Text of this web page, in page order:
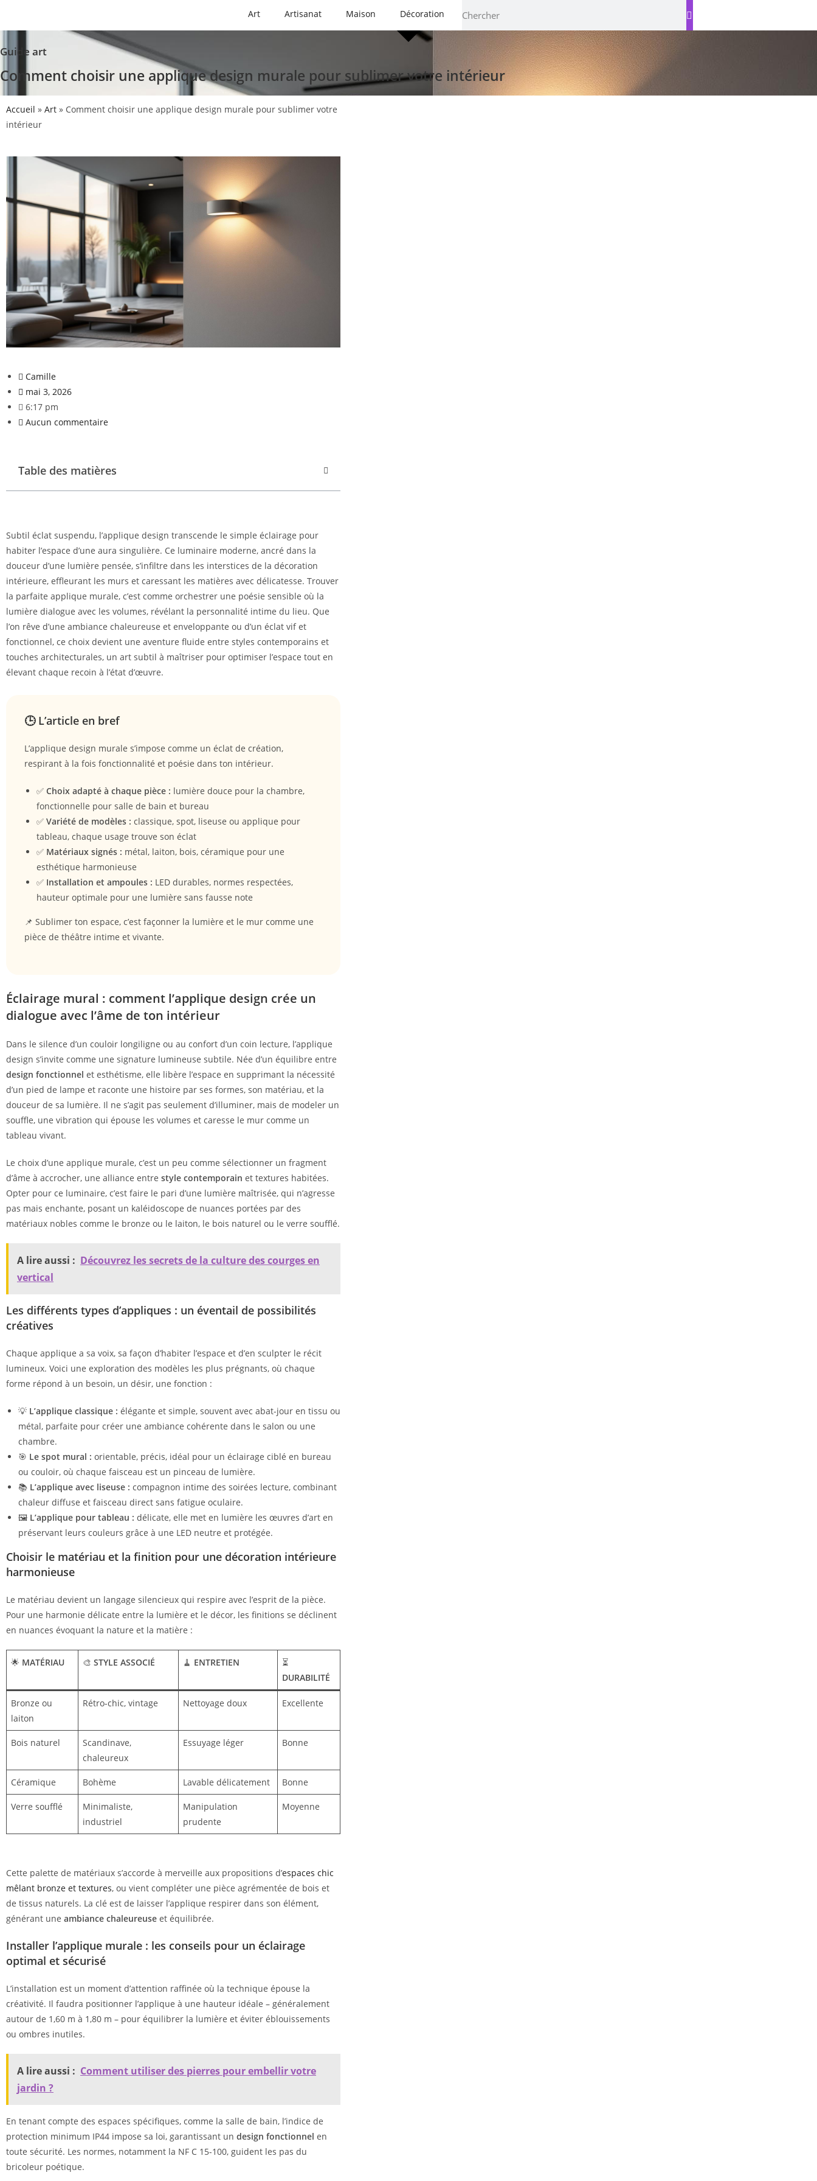
Art Artisanat Maison Décoration
Guide art
Comment choisir une applique design murale pour sublimer votre intérieur
Accueil » Art » Comment choisir une applique design murale pour sublimer votre
intérieur
Camille
mai 3, 2026
6:17 pm
Aucun commentaire
Table des matières
Subtil éclat suspendu, l’applique design transcende le simple éclairage pour
habiter l’espace d’une aura singulière. Ce luminaire moderne, ancré dans la
douceur d’une lumière pensée, s’infiltre dans les interstices de la décoration
intérieure, effleurant les murs et caressant les matières avec délicatesse. Trouver
la parfaite applique murale, c’est comme orchestrer une poésie sensible où la
lumière dialogue avec les volumes, révélant la personnalité intime du lieu. Que
l’on rêve d’une ambiance chaleureuse et enveloppante ou d’un éclat vif et
fonctionnel, ce choix devient une aventure fluide entre styles contemporains et
touches architecturales, un art subtil à maîtriser pour optimiser l’espace tout en
élevant chaque recoin à l’état d’œuvre.
🕒 L’article en bref
L’applique design murale s’impose comme un éclat de création,
respirant à la fois fonctionnalité et poésie dans ton intérieur.
✅ Choix adapté à chaque pièce : lumière douce pour la chambre,
fonctionnelle pour salle de bain et bureau
✅ Variété de modèles : classique, spot, liseuse ou applique pour
tableau, chaque usage trouve son éclat
✅ Matériaux signés : métal, laiton, bois, céramique pour une
esthétique harmonieuse
✅ Installation et ampoules : LED durables, normes respectées,
hauteur optimale pour une lumière sans fausse note
📌 Sublimer ton espace, c’est façonner la lumière et le mur comme une
pièce de théâtre intime et vivante.
Éclairage mural : comment l’applique design crée un
dialogue avec l’âme de ton intérieur
Dans le silence d’un couloir longiligne ou au confort d’un coin lecture, l’applique
design s’invite comme une signature lumineuse subtile. Née d’un équilibre entre
design fonctionnel et esthétisme, elle libère l’espace en supprimant la nécessité
d’un pied de lampe et raconte une histoire par ses formes, son matériau, et la
douceur de sa lumière. Il ne s’agit pas seulement d’illuminer, mais de modeler un
souffle, une vibration qui épouse les volumes et caresse le mur comme un
tableau vivant.
Le choix d’une applique murale, c’est un peu comme sélectionner un fragment
d’âme à accrocher, une alliance entre style contemporain et textures habitées.
Opter pour ce luminaire, c’est faire le pari d’une lumière maîtrisée, qui n’agresse
pas mais enchante, posant un kaléidoscope de nuances portées par des
matériaux nobles comme le bronze ou le laiton, le bois naturel ou le verre soufflé.
A lire aussi : Découvrez les secrets de la culture des courges en
vertical
Les différents types d’appliques : un éventail de possibilités
créatives
Chaque applique a sa voix, sa façon d’habiter l’espace et d’en sculpter le récit
lumineux. Voici une exploration des modèles les plus prégnants, où chaque
forme répond à un besoin, un désir, une fonction :
💡 L’applique classique : élégante et simple, souvent avec abat-jour en tissu ou
métal, parfaite pour créer une ambiance cohérente dans le salon ou une
chambre.
🎯 Le spot mural : orientable, précis, idéal pour un éclairage ciblé en bureau
ou couloir, où chaque faisceau est un pinceau de lumière.
📚 L’applique avec liseuse : compagnon intime des soirées lecture, combinant
chaleur diffuse et faisceau direct sans fatigue oculaire.
🖼️ L’applique pour tableau : délicate, elle met en lumière les œuvres d’art en
préservant leurs couleurs grâce à une LED neutre et protégée.
Choisir le matériau et la finition pour une décoration intérieure
harmonieuse
Le matériau devient un langage silencieux qui respire avec l’esprit de la pièce.
Pour une harmonie délicate entre la lumière et le décor, les finitions se déclinent
en nuances évoquant la nature et la matière :
🌟 MATÉRIAU 🎨 STYLE ASSOCIÉ 🧹 ENTRETIEN
⏳
DURABILITÉ
Bronze ou
laiton
Rétro-chic, vintage Nettoyage doux Excellente
Bois naturel
Scandinave,
chaleureux
Essuyage léger Bonne
Céramique Bohème Lavable délicatement Bonne
Verre soufflé
Minimaliste,
industriel
Manipulation
prudente
Moyenne
Cette palette de matériaux s’accorde à merveille aux propositions d’espaces chic
mêlant bronze et textures, ou vient compléter une pièce agrémentée de bois et
de tissus naturels. La clé est de laisser l’applique respirer dans son élément,
générant une ambiance chaleureuse et équilibrée.
Installer l’applique murale : les conseils pour un éclairage
optimal et sécurisé
L’installation est un moment d’attention raffinée où la technique épouse la
créativité. Il faudra positionner l’applique à une hauteur idéale – généralement
autour de 1,60 m à 1,80 m – pour équilibrer la lumière et éviter éblouissements
ou ombres inutiles.
A lire aussi : Comment utiliser des pierres pour embellir votre
jardin ?
En tenant compte des espaces spécifiques, comme la salle de bain, l’indice de
protection minimum IP44 impose sa loi, garantissant un design fonctionnel en
toute sécurité. Les normes, notamment la NF C 15-100, guident les pas du
bricoleur poétique.